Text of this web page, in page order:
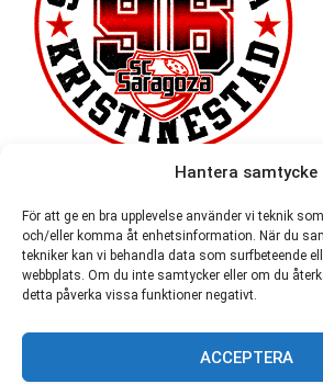
Hantera samtycke
För att ge en bra upplevelse använder vi teknik
och/eller komma åt enhetsinformation. När du
tekniker kan vi behandla data som surfbeteende
webbplats. Om du inte samtycker eller om du
detta påverka vissa funktioner negativt.
ACCEPTERA